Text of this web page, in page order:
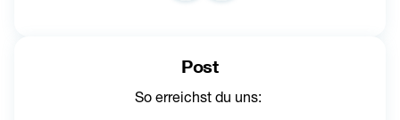
Post
So erreichst du uns: